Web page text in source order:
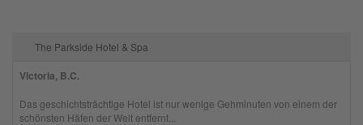
The Parkside Hotel & Spa
Victoria, B.C.
Das geschichtsträchtige Hotel ist nur wenige Gehminuten von einem der
schönsten Häfen der Welt entfernt...